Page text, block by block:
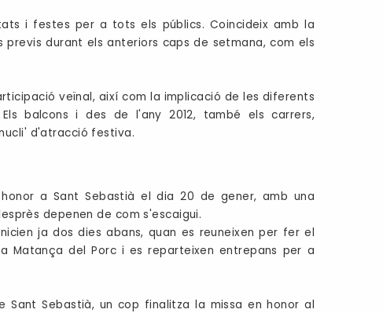
i festes per a tots els públics. Coincideix amb la
durant els anteriors caps de setmana, com els
veïnal, així com la implicació de les diferents
balcons i des de l'any 2012, també els carrers,
d'atracció festiva.
a Sant Sebastià el dia 20 de gener, amb una
depenen de com s'escaigui.
ja dos dies abans, quan es reuneixen per fer el
del Porc i es reparteixen entrepans per a
Sebastià, un cop finalitza la missa en honor al